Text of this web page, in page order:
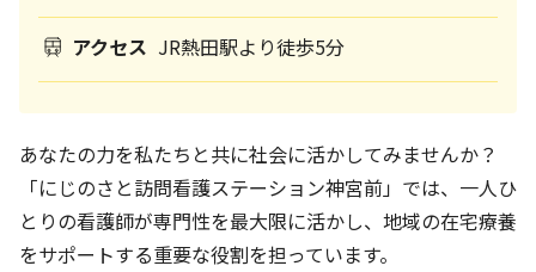
アクセス JR熱田駅より徒歩5分
あなたの力を私たちと共に社会に活かしてみませんか？
「にじのさと訪問看護ステーション神宮前」では、一人ひ
とりの看護師が専門性を最大限に活かし、地域の在宅療養
をサポートする重要な役割を担っています。